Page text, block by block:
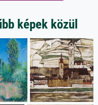
képek közül